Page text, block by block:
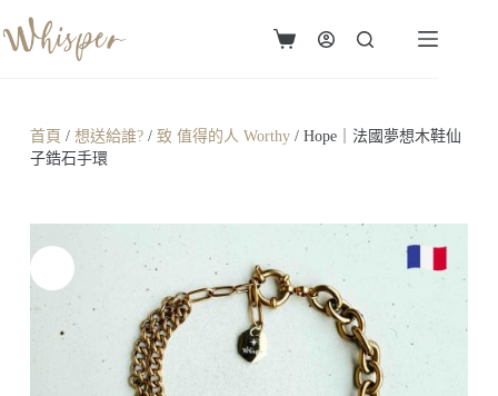
首頁 / 想送給誰?/ 致 值得的人 Worthy/ Hope｜法國夢想木鞋仙
子鋯石手環